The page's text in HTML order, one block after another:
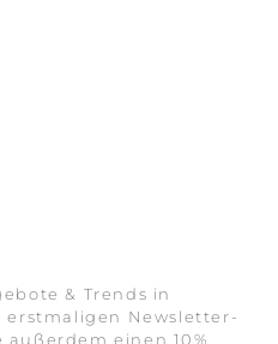
& Trends in
erstmaligen Newsletter-
einen 10%